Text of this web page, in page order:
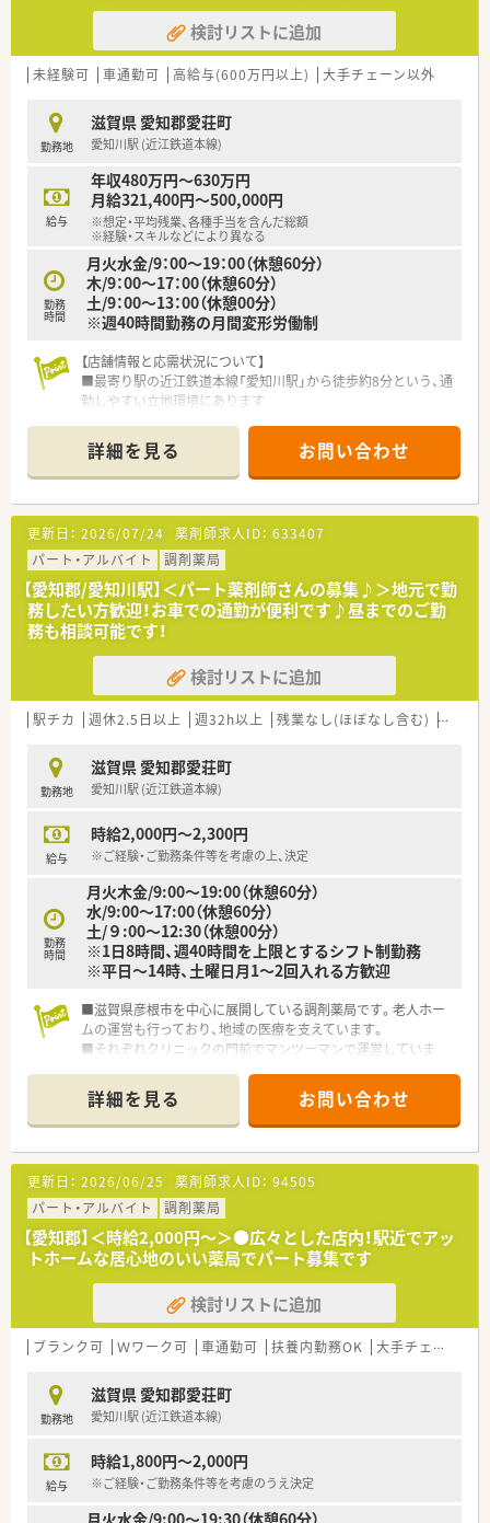
検討リストに追加
未経験可 車通勤可 高給与(600万円以上) 大手チェーン以外
勤務地
滋賀県 愛知郡愛荘町
愛知川駅 (近江鉄道本線)
給与
年収480万円～630万円
月給321,400円～500,000円
※想定・平均残業、各種手当を含んだ総額
※経験・スキルなどにより異なる
勤務
時間
月火水金/9：00～19：00（休憩60分）
木/9：00～17：00（休憩60分）
土/9：00～13：00（休憩00分）
※週40時間勤務の月間変形労働制
【店舗情報と応需状況について】
■最寄り駅の近江鉄道本線「愛知川駅」から徒歩約8分という、通
勤しやすい立地環境にあります
の処方箋枚数は平均80枚ほどです
■薬剤師3名と医療事務が複数名体制で、協力しながら日々の業
務に取り組んでいる職場です
【募集背景と求める人物像について】
■今後のさらなるサービス向上と体制強化のため、新たに正社員
として活躍いただける方を募集します
■地域に密着した薬局のため、患者様一人ひとりに寄り添ったコ
ミュニケーションを大切にできる方を歓迎します
■幅広い処方箋に触れる機会が多いため、ご自身の経験を活かし
スキルアップしたいという意欲のある方に最適です
【求人情報について】
■滋賀県内を中心に店舗展開しているため、転居を伴う異動がな
く、地元で長くキャリアを築いていけます
収600万円の提示も可能な求人です
【職場環境と雰囲気】
とりと真摯に向き合う温かい雰囲気があります
■スタッフ同士が日頃から積極的にコミュニケーションを取り、
詳細を見る お問い合わせ
更新日： 2026/07/24 薬剤師求人ID： 633407
パート・アルバイト
調剤薬局
【愛知郡/愛知川駅】＜パート薬剤師さんの募集♪＞地元で勤
務したい方歓迎！お車での通勤が便利です♪昼までのご勤
務も相談可能です！
検討リストに追加
駅チカ 週休2.5日以上 週32h以上 残業なし(ほぼなし含む) 転勤な
勤務地
滋賀県 愛知郡愛荘町
愛知川駅 (近江鉄道本線)
給与
時給2,000円～2,300円
※ご経験・ご勤務条件等を考慮の上、決定
勤務
時間
月火木金/9:00～19:00（休憩60分）
水/9:00～17:00（休憩60分）
土/９:00～12:30（休憩00分）
※1日8時間、週40時間を上限とするシフト制勤務
※平日～14時、土曜日月1～2回入れる方歓迎
■滋賀県彦根市を中心に展開している調剤薬局です。老人ホー
ムの運営も行っており、地域の医療を支えています。
■それぞれクリニックの門前でマンツーマンで運営していま
いう方には、複数の店舗で経験を積んでいただくことも可能で
す。
■近隣医院より整形外科の処方箋をメインに応需しておりま
す。
詳細を見る お問い合わせ
更新日： 2026/06/25 薬剤師求人ID： 94505
パート・アルバイト
調剤薬局
【愛知郡】＜時給2,000円～＞●広々とした店内！駅近でアッ
トホームな居心地のいい薬局でパート募集です
検討リストに追加
ブランク可 Ｗワーク可 車通勤可 扶養内勤務OK 大手チェーン以外
勤務地
滋賀県 愛知郡愛荘町
愛知川駅 (近江鉄道本線)
給与
時給1,800円～2,000円
※ご経験・ご勤務条件等を考慮のうえ決定